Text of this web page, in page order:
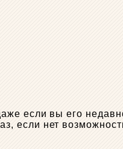
если вы его
если нет